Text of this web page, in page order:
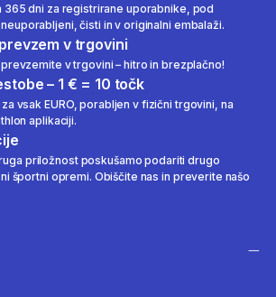
365 dni za registrirane uporabnike, pod
čisti in v originalni embalaži.
v trgovini
v trgovini – hitro in brezplačno!
– 1 € = 10 točk
vsak EURO, porabljen v fizični trgovini, na
aplikaciji.
priložnost poskušamo podariti drugo
športni opremi. Obiščite nas in preverite našo